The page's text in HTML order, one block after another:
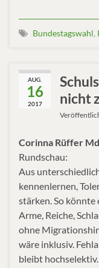
Bundestagswahl,
AUG.
16
2017
nicht
Corinna Rüffer
Rundschau:
Aus
kennenlernen,
stärken. So könnte
Arme, Reiche,
ohne
wäre inklusiv.
bleibt